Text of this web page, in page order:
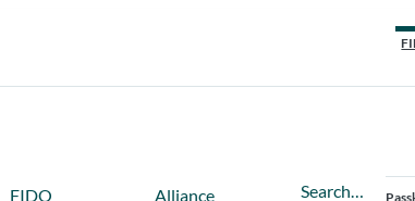
FIDO
Alliance
Search…